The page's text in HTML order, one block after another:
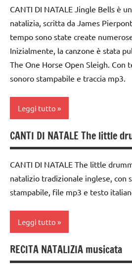
DELL'ANNO
didattico
mp3
Natale
ARGOMENTI
Natale
canti
natalizi
classe
1a
2a
classe
classe
classe
5a
dai
3 ai
6
anni
FESTE
CANTI DI NATALE Jingle Bells è
natalizia, scritta da James
tempo sono state create
Inizialmente, la canzone è stata
The One Horse Open Sleigh. Con
sonoro stampabile e traccia mp3.
Leggi tutto
canti
di
Natale
canti
natalizi
classe
1a
2a
CANTI DI NATALE The little
CANTI DI NATALE The little
natalizio tradizionale inglese, con
stampabile, file mp3 e testo
Leggi tutto
canti
di
RECITA NATALIZIA musicata